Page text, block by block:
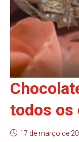
todos os
17 de março de